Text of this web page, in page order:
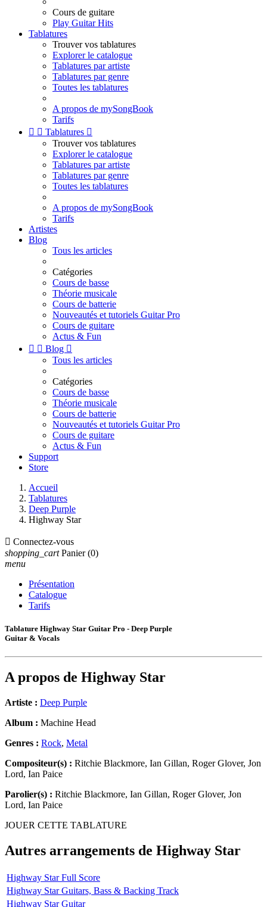
Cours de guitare
Play Guitar Hits
Tablatures
Trouver vos tablatures
Explorer le catalogue
Tablatures par artiste
Tablatures par genre
Toutes les tablatures
A propos de mySongBook
Tarifs
  Tablatures 
Trouver vos tablatures
Explorer le catalogue
Tablatures par artiste
Tablatures par genre
Toutes les tablatures
A propos de mySongBook
Tarifs
Artistes
Blog
Tous les articles
Catégories
Cours de basse
Théorie musicale
Cours de batterie
Nouveautés et tutoriels Guitar Pro
Cours de guitare
Actus & Fun
  Blog 
Tous les articles
Catégories
Cours de basse
Théorie musicale
Cours de batterie
Nouveautés et tutoriels Guitar Pro
Cours de guitare
Actus & Fun
Support
Store
Accueil
Tablatures
Deep Purple
Highway Star
 Connectez-vous
shopping_cart Panier (0)
menu
Présentation
Catalogue
Tarifs
Tablature Highway Star Guitar Pro - Deep Purple
Guitar & Vocals
A propos de Highway Star
Artiste : Deep Purple
Album : Machine Head
Genres : Rock, Metal
Compositeur(s) : Ritchie Blackmore, Ian Gillan, Roger Glover, Jon
Lord, Ian Paice
Parolier(s) : Ritchie Blackmore, Ian Gillan, Roger Glover, Jon
Lord, Ian Paice
JOUER CETTE TABLATURE
Autres arrangements de Highway Star
Highway Star Full Score
Highway Star Guitars, Bass & Backing Track
Highway Star Guitar